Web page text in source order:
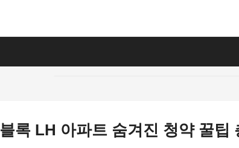
록 LH 아파트 숨겨진 청약 꿀팁